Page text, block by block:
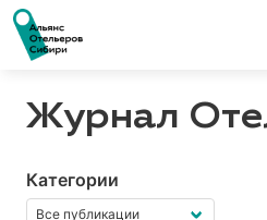
Журнал
Категории